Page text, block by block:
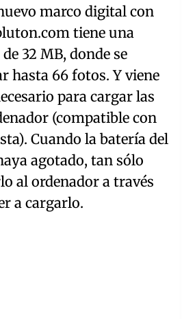
marco digital con
tiene una
32 MB, donde se
hasta 66 fotos. Y viene
para cargar las
(compatible con
Cuando la batería del
agotado, tan sólo
al ordenador a través
a cargarlo.